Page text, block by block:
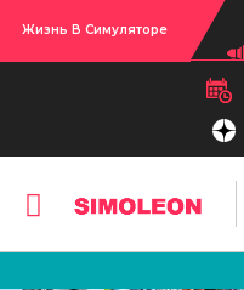
Жизнь В Симуляторе